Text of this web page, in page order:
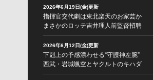
2026年6月19日(金)更新
指揮官交代劇は東北楽天のお家芸か
まさかのロッテ吉井理人前監督招聘
2026年6月12日(金)更新
下剋上の予感漂わせる“守護神左腕”
西武・岩城颯空とヤクルトのキハダ